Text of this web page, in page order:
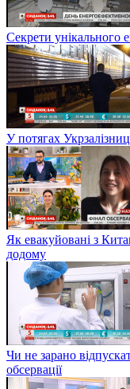
Секрети унікального
У потягах
Як евакуйовані з
додому
Чи не зарано
обсервації